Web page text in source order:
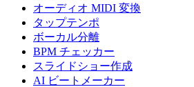
オーディオ MIDI 変換
タップテンポ
ボーカル分離
BPM チェッカー
スライドショー作成
AI ビートメーカー